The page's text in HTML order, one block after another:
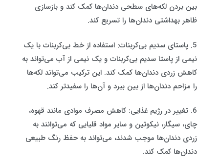
بین بردن لکه‌های سطحی دندان‌ها کمک کند و بازسازی
ظاهر بهداشتی دندان‌ها را تسریع کند.
5. پاستای سدیم بی‌کربنات: استفاده از خط بی‌کربنات با یک
نیمی از پاستا سدیم بی‌کربنات و یک نیمی از آب می‌تواند به
کاهش زردی دندان‌ها کمک کند. این ترکیب می‌تواند لکه‌ها
را مزاحم دندان‌ها از بین ببرد و آن‌ها را سفیدتر کند.
6. تغییر در رژیم غذایی: کاهش مصرف موادی مانند قهوه،
چای، سیگار، نیکوتین و سایر مواد قلیایی که می‌توانند به
زردی دندان‌ها موجب شدند، می‌تواند به حفظ رنگ طبیعی
دندان‌ها کمک کند.